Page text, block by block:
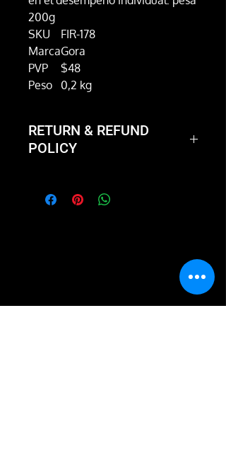
200g
SKU
FIR-178
MarcaGora
PVP
$48
Peso 0,2 kg
RETURN & REFUND
POLICY
We'll take it back and exchange